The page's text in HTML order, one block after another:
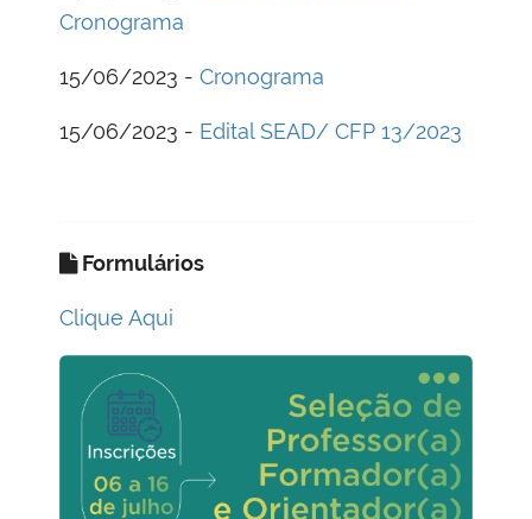
Cronograma
15/06/2023 - Cronograma
15/06/2023 - Edital SEAD/ CFP 13/2023
Formulários
Clique Aqui